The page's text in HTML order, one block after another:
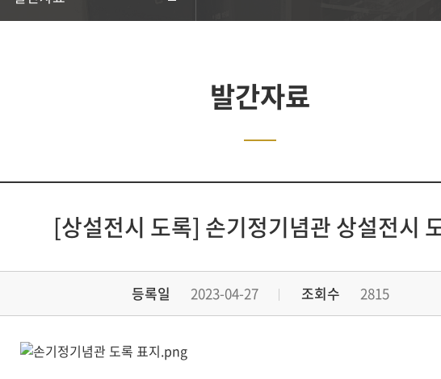
발간자료
[상설전시 도록] 손기정기념관 상설전시
등록일 2023-04-27 조회수 2815